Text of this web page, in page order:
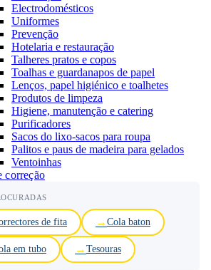
Electrodomésticos
Uniformes
Prevenção
Hotelaria e restauração
Talheres pratos e copos
Toalhas e guardanapos de papel
Lenços, papel higiénico e toalhetes
Produtos de limpeza
Higiene, manutenção e catering
Purificadores
Sacos do lixo-sacos para roupa
Palitos e paus de madeira para gelados
Ventoinhas
correção
de fita Cola baton
em tubo Tesouras